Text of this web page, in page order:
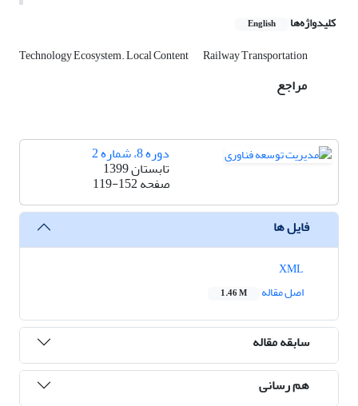
کلیدواژه‌ها English
Technology Ecosystem. Local Content Railway Transportation
مراجع
دوره 8، شماره 2
تابستان 1399
صفحه119-152
فایل ها
اصل مقاله
1.46 M
سابقه مقاله
هم رسانی